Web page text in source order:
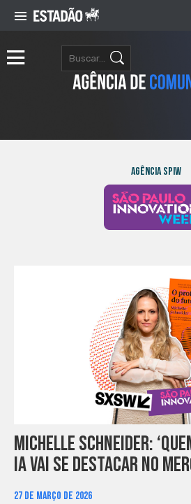
Agência SPIW
Michelle Schneider:
IA vai se destacar no
27 DE MARÇO DE 2026